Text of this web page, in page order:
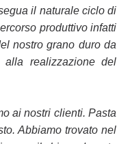
il naturale ciclo di
produttivo infatti
nostro grano duro da
realizzazione del
ai nostri clienti. Pasta
Abbiamo trovato nel